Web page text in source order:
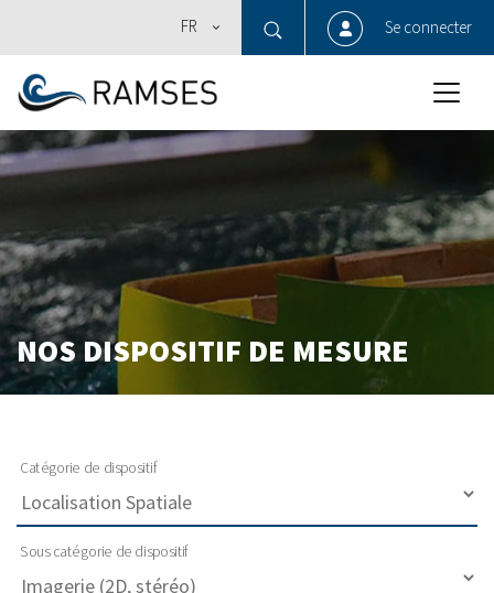
FR Se connecter
NOS DISPOSITIF DE MESURE
Catégorie de dispositif
Sous catégorie de dispositif